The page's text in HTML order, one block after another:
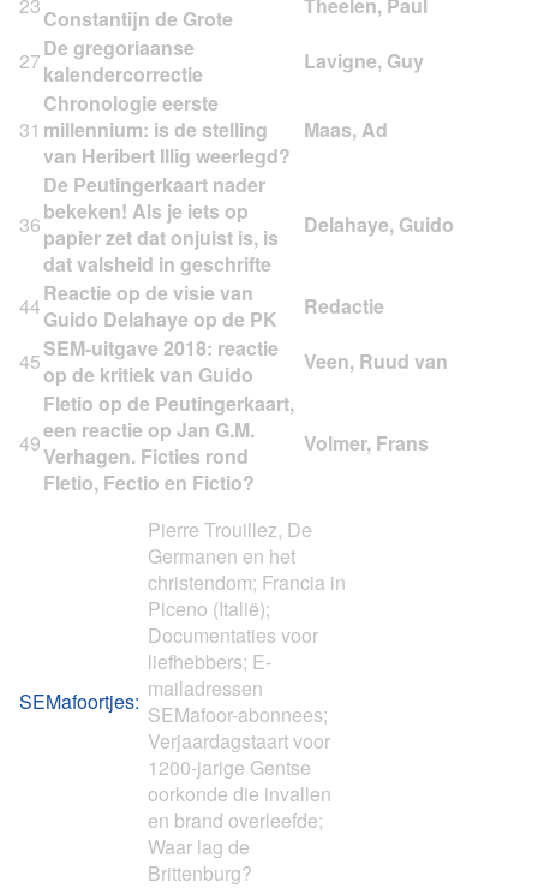
Constantijn de Grote
27De gregoriaanse
kalendercorrectie
31
Chronologie eerste
millennium: is de stelling
van Heribert Illig weerlegd?
36
De Peutingerkaart nader
bekeken! Als je iets op
papier zet dat onjuist is, is
dat valsheid in geschrifte
44Reactie op de visie van
Guido Delahaye op de PK
45SEM-uitgave 2018: reactie
op de kritiek van Guido
49
Fletio op de Peutingerkaart,
een reactie op Jan G.M.
Verhagen. Ficties rond
Fletio, Fectio en Fictio?
SEMafoortjes:
Pierre Trouillez, De
Germanen en het
christendom; Francia in
Piceno (Italië);
Documentaties voor
liefhebbers; E-
mailadressen
SEMafoor-abonnees;
Verjaardagstaart voor
1200-jarige Gentse
oorkonde die invallen
en brand overleefde;
Waar lag de
Brittenburg?